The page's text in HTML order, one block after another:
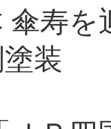
傘寿
装